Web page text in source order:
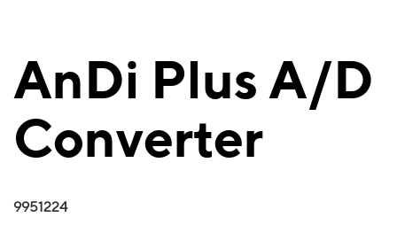
AnDi Plus A/D
Converter
9951224